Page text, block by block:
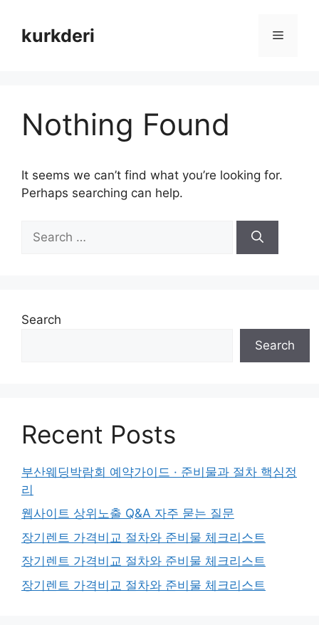
contentkurkderi Menu
Nothing Found
It seems we can’t find what you’re looking for.
Perhaps searching can help.
for:
Search
Search
Recent Posts
부산웨딩박람회 예약가이드 · 준비물과 절차 핵심정
리
웹사이트 상위노출 Q&A 자주 묻는 질문
장기렌트 가격비교 절차와 준비물 체크리스트
장기렌트 가격비교 절차와 준비물 체크리스트
장기렌트 가격비교 절차와 준비물 체크리스트